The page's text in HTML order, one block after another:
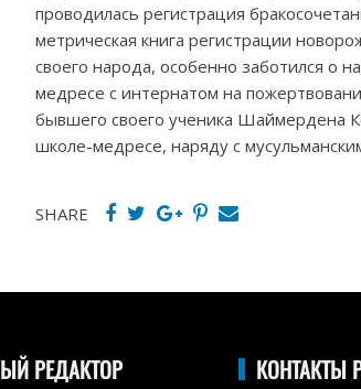
проводилась регистрация
метрическая книга регистрации
своего народа, особенно заботился о
медресе с интернатом на
бывшего своего ученика Шаймердена
школе-медресе, наряду с
SHARE
РЕДАКТОР КОНТАКТЫ